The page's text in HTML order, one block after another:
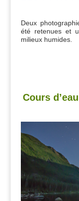
Deux
été retenues et
milieux humides.
Cours